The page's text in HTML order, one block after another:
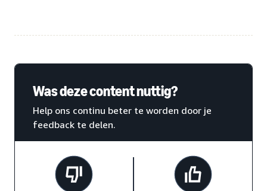
Was deze content nuttig?
Help ons continu beter te worden door je
feedback te delen.